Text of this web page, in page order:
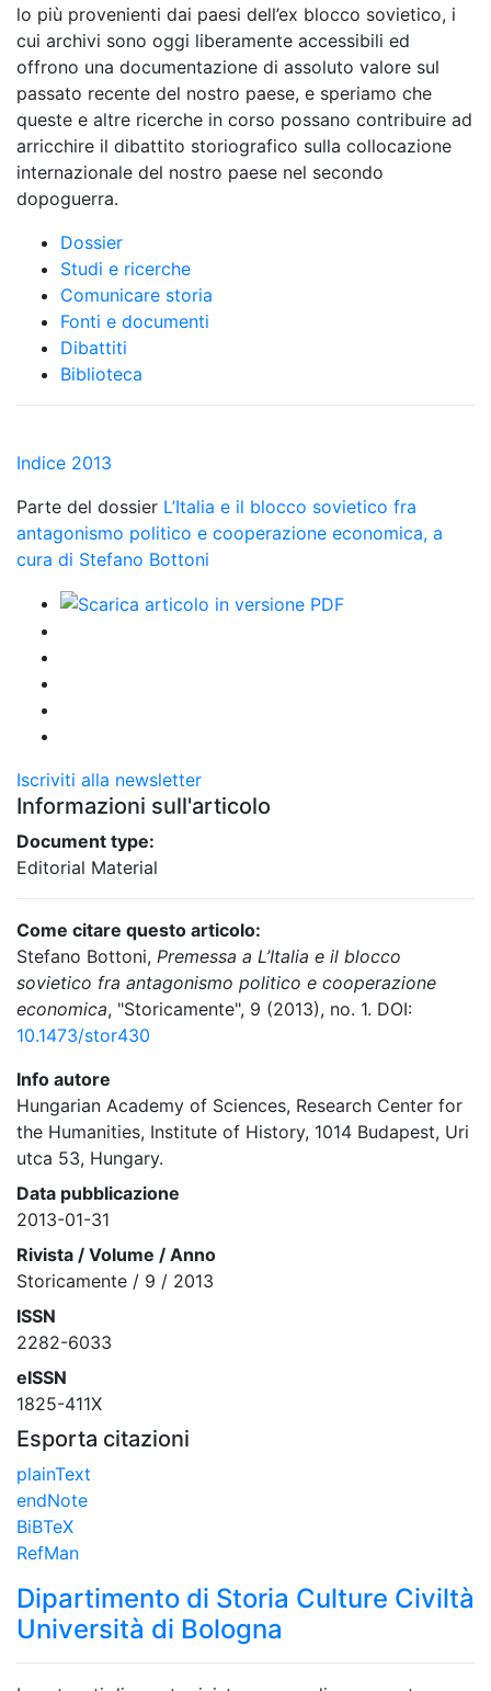
lo più provenienti dai paesi dell’ex blocco sovietico, i
cui archivi sono oggi liberamente accessibili ed
offrono una documentazione di assoluto valore sul
passato recente del nostro paese, e speriamo che
queste e altre ricerche in corso possano contribuire ad
arricchire il dibattito storiografico sulla collocazione
internazionale del nostro paese nel secondo
dopoguerra.
Dossier
Studi e ricerche
Comunicare storia
Fonti e documenti
Dibattiti
Biblioteca
Indice 2013
Parte del dossier L’Italia e il blocco sovietico fra
antagonismo politico e cooperazione economica, a
cura di Stefano Bottoni
Iscriviti alla newsletter
Informazioni sull'articolo
Document type:
Editorial Material
Come citare questo articolo:
Stefano Bottoni, Premessa a L’Italia e il blocco
sovietico fra antagonismo politico e cooperazione
economica, "Storicamente", 9 (2013), no. 1. DOI:
10.1473/stor430
Info autore
Hungarian Academy of Sciences, Research Center for
the Humanities, Institute of History, 1014 Budapest, Uri
utca 53, Hungary.
Data pubblicazione
2013-01-31
Rivista / Volume / Anno
Storicamente / 9 / 2013
ISSN
2282-6033
eISSN
1825-411X
Esporta citazioni
plainText
endNote
BiBTeX
RefMan
Dipartimento di Storia Culture Civiltà
Università di Bologna